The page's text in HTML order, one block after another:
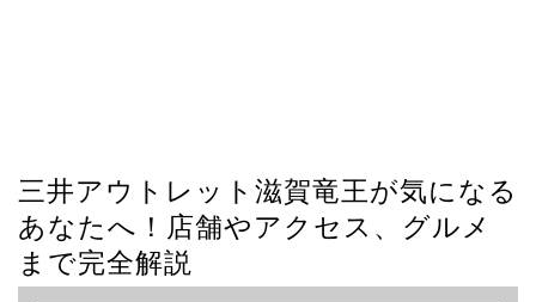
三井アウトレット滋賀竜王が気になる
あなたへ！店舗やアクセス、グルメ
まで完全解説